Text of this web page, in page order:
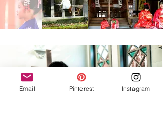
Email Pinterest Instagram